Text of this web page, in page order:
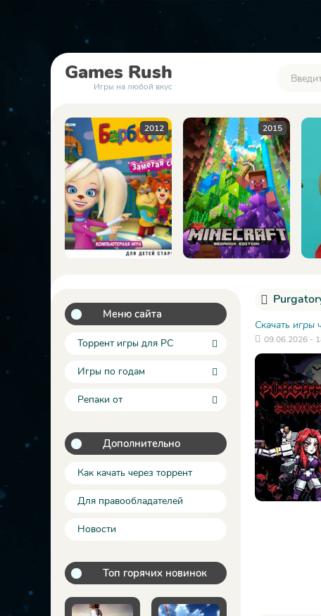
Games Rush
Игры на любой вкус
2015 2023
Меню сайта
Торрент игры для PC
Игры по годам
Репаки от
Дополнительно
Как качать через торрент
Для правообладателей
Новости
Топ горячих новинок
Скачать игры
09.06.2026 -